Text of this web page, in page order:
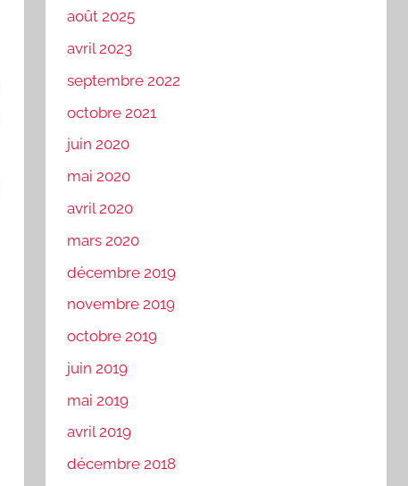
août 2025
avril 2023
septembre 2022
octobre 2021
juin 2020
mai 2020
avril 2020
mars 2020
décembre 2019
novembre 2019
octobre 2019
juin 2019
mai 2019
avril 2019
décembre 2018